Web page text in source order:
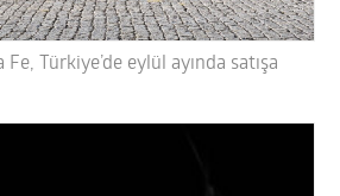
Türkiye’de eylül ayında satışa